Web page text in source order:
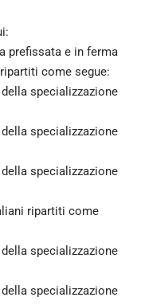
prefissata e in ferma
come segue:
specializzazione
specializzazione
specializzazione
ripartiti come
specializzazione
specializzazione